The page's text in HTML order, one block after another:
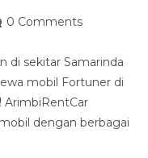
0 Comments
di sekitar Samarinda
mobil Fortuner di
ArimbiRentCar
dengan berbagai